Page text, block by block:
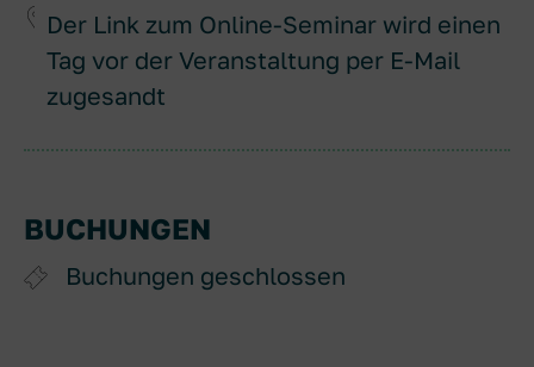
Der Link zum Online-Seminar wird einen
Tag vor der Veranstaltung per E-Mail
zugesandt
BUCHUNGEN
Buchungen geschlossen